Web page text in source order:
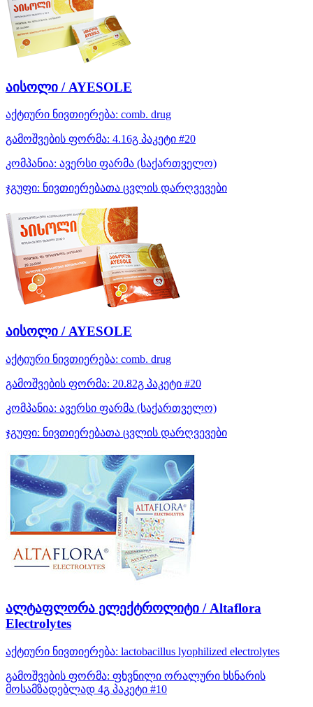
აისოლი / AYESOLE
აქტიური ნივთიერება: comb. drug
გამოშვების ფორმა: 4.16გ პაკეტი #20
კომპანია: ავერსი ფარმა (საქართველო)
ჯგუფი: ნივთიერებათა ცვლის დარღვევები
აისოლი / AYESOLE
აქტიური ნივთიერება: comb. drug
გამოშვების ფორმა: 20.82გ პაკეტი #20
კომპანია: ავერსი ფარმა (საქართველო)
ჯგუფი: ნივთიერებათა ცვლის დარღვევები
ალტაფლორა ელექტროლიტი / Altaflora
Electrolytes
აქტიური ნივთიერება: lactobacillus lyophilized electrolytes
გამოშვების ფორმა: ფხვნილი ორალური ხსნარის
მოსამზადებლად 4გ პაკეტი #10